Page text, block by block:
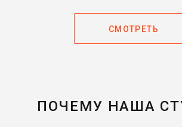
СМОТРЕТЬ
ПОЧЕМУ НАША